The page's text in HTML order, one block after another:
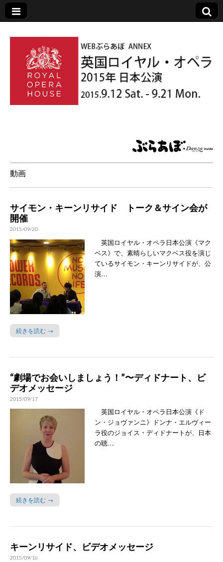
英国ロイヤル・オ
ペラ 2015年 日本
公演
動画
サイモン・キーンリサイド トーク＆サイン会が
開催
2015/09/20
英国ロイヤル・オペラ日本公演《マク
ベス》で、素晴らしいマクベス役を演じ
ているサイモン・キーンリサイドが、公
演…
続きを読む →
“劇場でお会いしましょう！”〜ディドナート、ビ
デオメッセージ
2015/09/17
英国ロイヤル・オペラ日本公演《ド
ン・ジョヴァンニ》ドンナ・エルヴィー
ラ役のジョイス・ディドナートが、日本
の聴…
続きを読む →
キーンリサイド、ビデオメッセージ
2015/09/16